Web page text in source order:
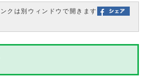
クは別ウィンドウで開きます